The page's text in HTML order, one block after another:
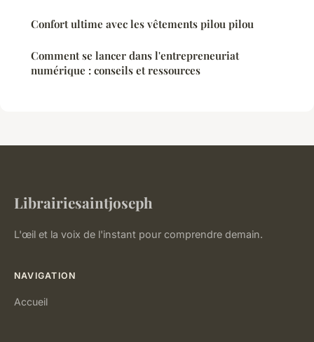
Confort ultime avec les vêtements pilou pilou
Comment se lancer dans l'entrepreneuriat
numérique : conseils et ressources
Librairiesaintjoseph
L'œil et la voix de l'instant pour comprendre demain.
NAVIGATION
Accueil